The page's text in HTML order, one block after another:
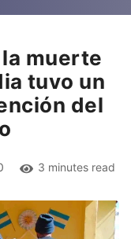
muerte
tuvo un
del
3 minutes read